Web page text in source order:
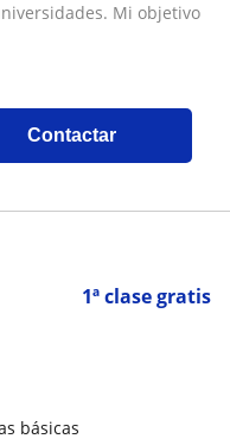
Mi objetivo
Contactar
1ª clase gratis
básicas